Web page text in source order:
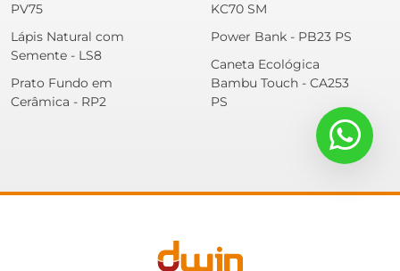
PV75
Lápis Natural com
Semente - LS8
Prato Fundo em
Cerâmica - RP2
KC70 SM
Power Bank - PB23 PS
Caneta Ecológica
Bambu Touch - CA253
PS